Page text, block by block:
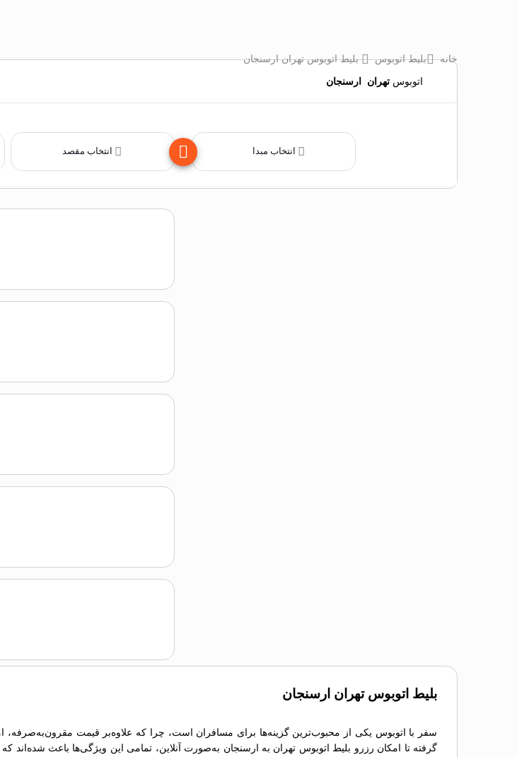
خانه بلیط اتوبوس
بلیط اتوبوس تهران ارسنجان
اتوبوس تهران ارسنجان
بلیط اتوبوس تهران ارسنجان
سفر با اتوبوس یکی از محبوب‌ترین گزینه‌ها برای مسافران است، چرا که علاوه‌بر قیمت مقرون‌به‌صرفه،
گرفته تا امکان رزرو بلیط اتوبوس تهران به ارسنجان به‌صورت آنلاین، تمامی این ویژگی‌ها باعث